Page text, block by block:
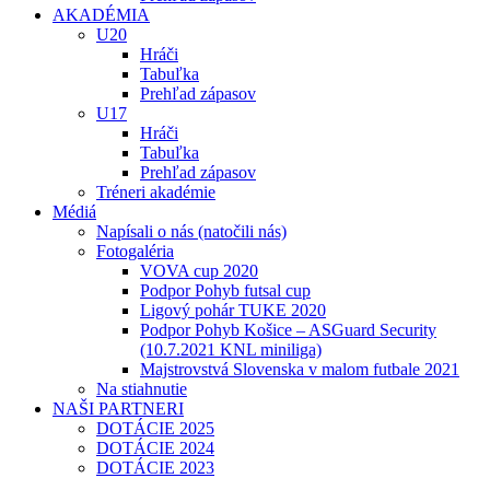
AKADÉMIA
U20
Hráči
Tabuľka
Prehľad zápasov
U17
Hráči
Tabuľka
Prehľad zápasov
Tréneri akadémie
Médiá
Napísali o nás (natočili nás)
Fotogaléria
VOVA cup 2020
Podpor Pohyb futsal cup
Ligový pohár TUKE 2020
Podpor Pohyb Košice – ASGuard Security
(10.7.2021 KNL miniliga)
Majstrovstvá Slovenska v malom futbale 2021
Na stiahnutie
NAŠI PARTNERI
DOTÁCIE 2025
DOTÁCIE 2024
DOTÁCIE 2023